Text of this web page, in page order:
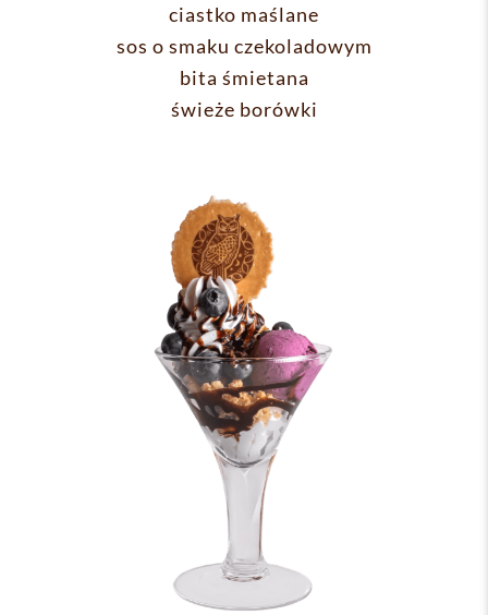
ciastko maślane
sos o smaku czekoladowym
bita śmietana
świeże borówki